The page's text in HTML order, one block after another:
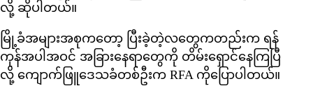
လို့ ဆိုပါတယ်။
မြို့ခံအများအစုကတော့ ပြီးခဲ့တဲ့လတွေကတည်းက ရန်
ကုန်အပါအဝင် အခြားနေရာတွေကို တိမ်းရှောင်နေကြပြီ
လို့ ကျောက်ဖြူဒေသခံတစ်ဦးက RFA ကိုပြောပါတယ်။